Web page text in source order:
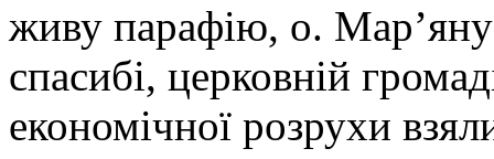
живу парафію, о.
спасибі, церковній
економічної розрухи